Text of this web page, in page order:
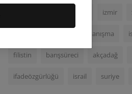
izmir
dayanışma
filistin barışsüreci akçadağ
ifadeözgürlüğü israil suriye